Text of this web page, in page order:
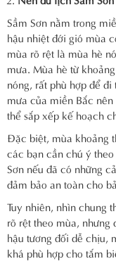
Sầm Sơn nằm trong
hậu nhiệt đới gió mùa
mùa rõ rệt là mùa hè
mưa. Mùa hè từ
nóng, rất phù hợp để
mưa của miền Bắc
thể sắp xếp kế hoạch
Đặc biệt, mùa khoảng
các bạn cần chú ý
Sơn nếu đã có những
đảm bảo an toàn cho
Tuy nhiên, nhìn chung
rõ rệt theo mùa,
hậu tương đối dễ chịu,
khá phù hợp cho tắm